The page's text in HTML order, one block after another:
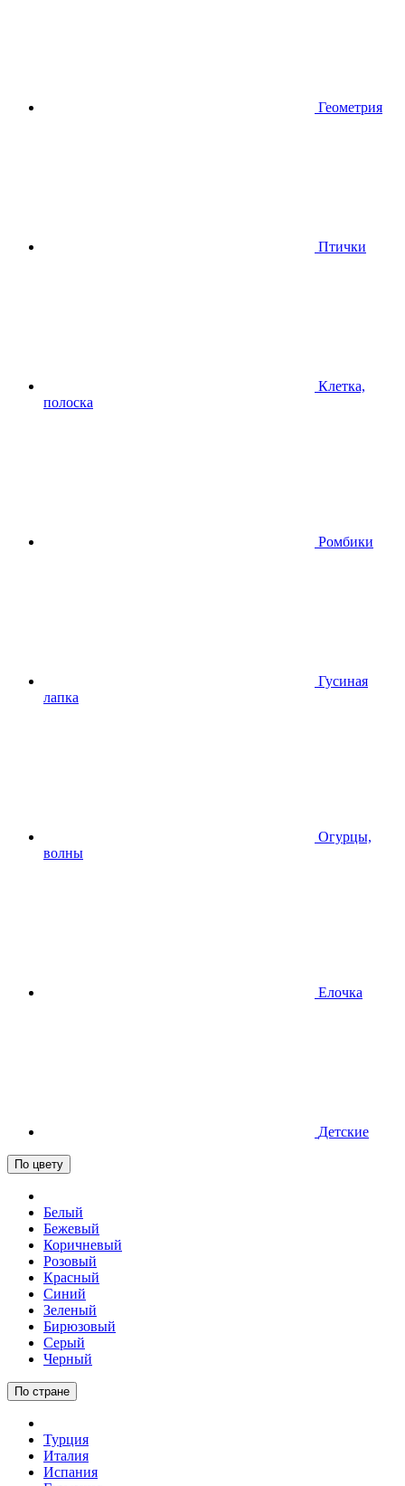
Геометрия
Птички
Клетка,
полоска
Ромбики
Гусиная
лапка
Огурцы,
волны
Елочка
Детские
По цвету
Белый
Бежевый
Коричневый
Розовый
Красный
Синий
Зеленый
Бирюзовый
Серый
Черный
По стране
Турция
Италия
Испания